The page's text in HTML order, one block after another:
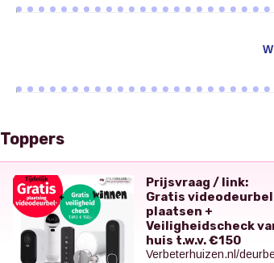
Toppers
Prijsvraag / link:
Gratis videodeurbel
plaatsen +
Veiligheidscheck
huis t.w.v. €150
Verbeterhuizen.nl/